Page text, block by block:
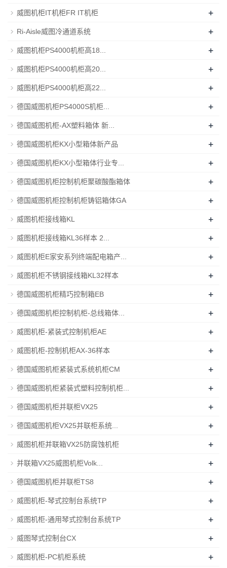
威图机柜IT机柜FR IT机柜 +
Ri-Aisle威图冷通道系统 +
威图机柜PS4000机柜高18... +
威图机柜PS4000机柜高20... +
威图机柜PS4000机柜高22... +
德国威图机柜PS4000S机柜... +
德国威图机柜-AX塑料箱体 新... +
德国威图机柜KX小型箱体新产品 +
德国威图机柜KX小型箱体行业专... +
德国威图机柜控制机柜聚碳酸酯箱体 +
德国威图机柜控制机柜铸铝箱体GA +
威图机柜接线箱KL +
威图机柜接线箱KL36样本 2... +
威图机柜E家安系列终端配电箱产... +
威图机柜不锈钢接线箱KL32样本 +
德国威图机柜精巧控制箱EB +
德国威图机柜控制机柜-总线箱体... +
威图机柜-紧装式控制机柜AE +
威图机柜-控制机柜AX-36样本 +
德国威图机柜紧装式系统机柜CM +
德国威图机柜紧装式塑料控制机柜... +
德国威图机柜并联柜VX25 +
德国威图机柜VX25并联柜系统... +
威图机柜并联箱VX25防腐蚀机柜 +
并联箱VX25威图机柜Volk... +
德国威图机柜并联柜TS8 +
威图机柜-琴式控制台系统TP +
威图机柜-通用琴式控制台系统TP +
威图琴式控制台CX +
威图机柜-PC机柜系统 +